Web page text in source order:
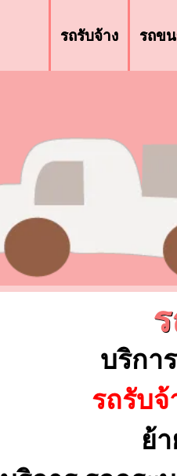
รถรับจ้าง รถข
บริการ
รถรับ
ย้